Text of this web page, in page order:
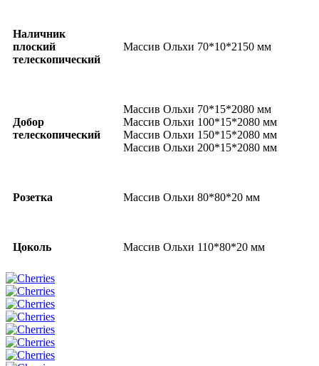
Наличник
плоский
телескопический
Массив Ольхи 70*10*2150 мм
Добор
телескопический
Массив Ольхи 70*15*2080 мм
Массив Ольхи 100*15*2080 мм
Массив Ольхи 150*15*2080 мм
Массив Ольхи 200*15*2080 мм
Розетка Массив Ольхи 80*80*20 мм
Цоколь Массив Ольхи 110*80*20 мм